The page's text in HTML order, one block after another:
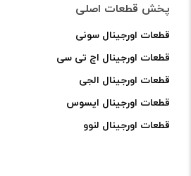
پخش قطعات اصلی
قطعات اورجینال سونی
قطعات اورجینال اچ تی سی
قطعات اورجینال الجی
قطعات اورجینال ایسوس
قطعات اورجینال لنوو